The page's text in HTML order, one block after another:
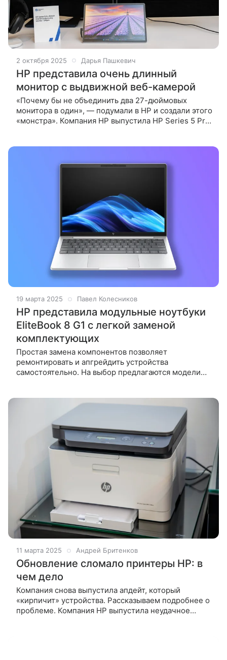
2 октября 2025 Дарья Пашкевич
HP представила очень длинный
монитор с выдвижной веб-камерой
«Почему бы не объединить два 27-дюймовых
монитора в один», — подумали в HP и создали этого
«монстра». Компания HP выпустила HP Series 5 Pro
19 марта 2025 Павел Колесников
HP представила модульные ноутбуки
EliteBook 8 G1 с легкой заменой
комплектующих
Простая замена компонентов позволяет
ремонтировать и апгрейдить устройства
самостоятельно. На выбор предлагаются модели
11 марта 2025 Андрей Бритенков
Обновление сломало принтеры HP: в
чем дело
Компания снова выпустила апдейт, который
«кирпичит» устройства. Рассказываем подробнее о
проблеме. Компания HP выпустила неудачное